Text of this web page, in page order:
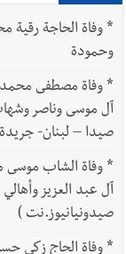
*
وحمودة
*
آل موسى وناصر
صيدا – لبنان-
*
آل عبد العزيز
صيدونيانيوز.نت )
*وفاة الحاج زكي حسن